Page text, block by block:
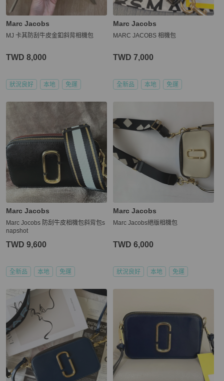
Marc Jacobs
MJ 卡其防刮牛皮金釦斜背相機包
TWD 8,000
狀況良好 本地 免運
Marc Jacobs
MARC JACOBS 相機包
TWD 7,000
全新品 本地 免運
Marc Jacobs
Marc Jocobs 防刮牛皮相機包斜背包s
napshot
TWD 9,600
全新品 本地 免運
Marc Jacobs
Marc Jacobs絕版相機包
TWD 6,000
狀況良好 本地 免運